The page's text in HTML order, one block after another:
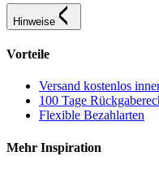
Hinweise
Vorteile
Versand kostenlos
100 Tage
Flexible Bezahlarten
Mehr Inspiration